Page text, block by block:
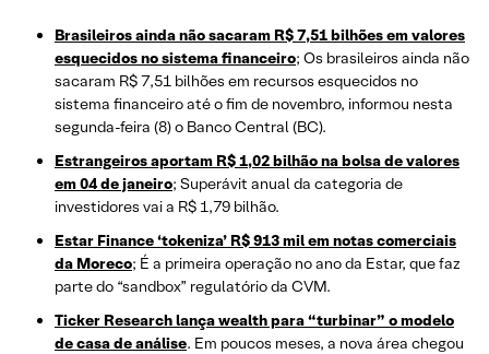
Brasileiros ainda não sacaram R$ 7,51 bilhões em valores
esquecidos no sistema financeiro; Os brasileiros ainda não
sacaram R$ 7,51 bilhões em recursos esquecidos no
sistema financeiro até o fim de novembro, informou nesta
segunda-feira (8) o Banco Central (BC).
Estrangeiros aportam R$ 1,02 bilhão na bolsa de valores
em 04 de janeiro; Superávit anual da categoria de
investidores vai a R$ 1,79 bilhão.
Estar Finance ‘tokeniza’ R$ 913 mil em notas comerciais
da Moreco; É a primeira operação no ano da Estar, que faz
parte do “sandbox” regulatório da CVM.
Ticker Research lança wealth para “turbinar” o modelo
de casa de análise. Em poucos meses, a nova área chegou